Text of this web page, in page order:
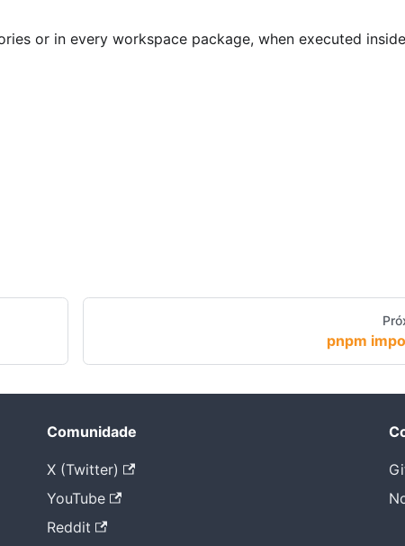
or in every workspace package, when executed
pnpm
Comunidade
X (Twitter)
YouTube
Reddit